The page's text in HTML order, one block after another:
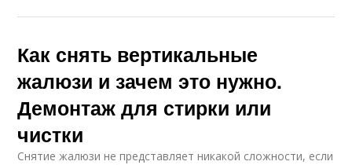
Как снять вертикальные
жалюзи и зачем это нужно.
Демонтаж для стирки или
чистки
Снятие жалюзи не представляет никакой сложности, если